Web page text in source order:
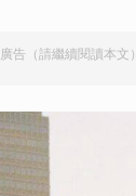
廣告（請繼續閱讀本文）